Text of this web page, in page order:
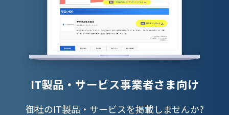
IT製品・サービス事業者さま向け
御社のIT製品・サービスを掲載しませんか?